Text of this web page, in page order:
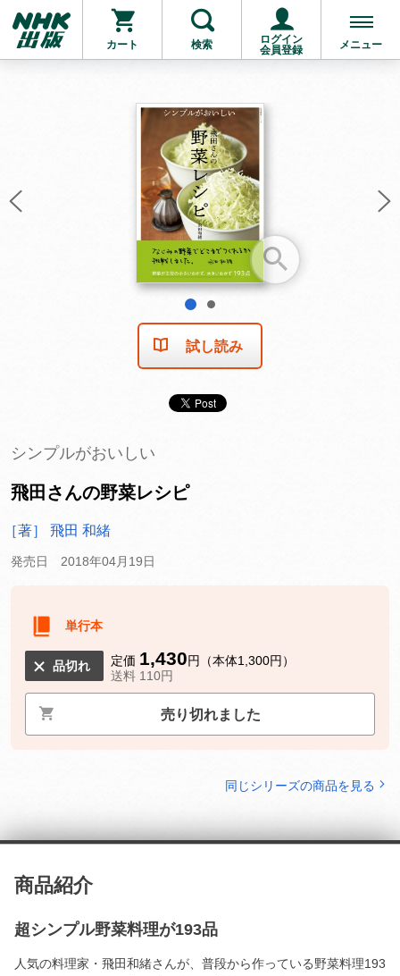
カート 検索
ログイン
会員登録
メニュー
お支払いに進む
他にも商品を買う
1
試し読み
シンプルがおいしい
飛田さんの野菜レシピ
［著］ 飛田 和緒
発売日 2018年04月19日
単行本
品切れ 定価 1,430円（本体1,300円）
送料 110円
売り切れました
同じシリーズの商品を見る
商品紹介
超シンプル野菜料理が193品
人気の料理家・飛田和緒さんが、普段から作っている野菜料理193